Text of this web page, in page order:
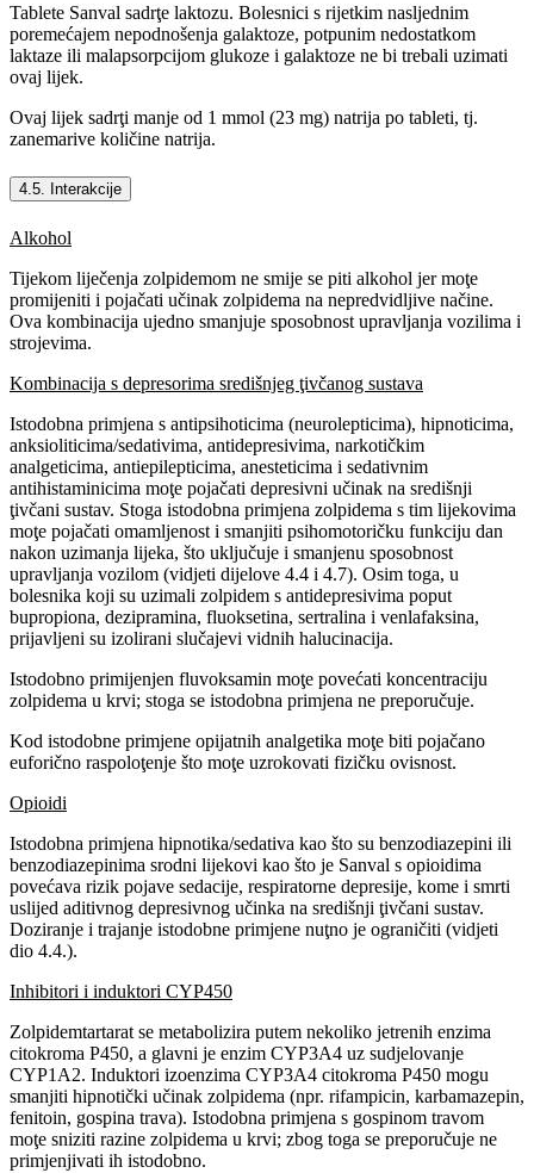
Tablete Sanval sadrţe laktozu. Bolesnici s rijetkim nasljednim
poremećajem nepodnošenja galaktoze, potpunim nedostatkom
laktaze ili malapsorpcijom glukoze i galaktoze ne bi trebali uzimati
ovaj lijek.
Ovaj lijek sadrţi manje od 1 mmol (23 mg) natrija po tableti, tj.
zanemarive količine natrija.
4.5. Interakcije
Alkohol
Tijekom liječenja zolpidemom ne smije se piti alkohol jer moţe
promijeniti i pojačati učinak zolpidema na nepredvidljive načine.
Ova kombinacija ujedno smanjuje sposobnost upravljanja vozilima i
strojevima.
Kombinacija s depresorima središnjeg ţivčanog sustava
Istodobna primjena s antipsihoticima (neurolepticima), hipnoticima,
anksioliticima/sedativima, antidepresivima, narkotičkim
analgeticima, antiepilepticima, anesteticima i sedativnim
antihistaminicima moţe pojačati depresivni učinak na središnji
ţivčani sustav. Stoga istodobna primjena zolpidema s tim lijekovima
moţe pojačati omamljenost i smanjiti psihomotoričku funkciju dan
nakon uzimanja lijeka, što uključuje i smanjenu sposobnost
upravljanja vozilom (vidjeti dijelove 4.4 i 4.7). Osim toga, u
bolesnika koji su uzimali zolpidem s antidepresivima poput
bupropiona, dezipramina, fluoksetina, sertralina i venlafaksina,
prijavljeni su izolirani slučajevi vidnih halucinacija.
Istodobno primijenjen fluvoksamin moţe povećati koncentraciju
zolpidema u krvi; stoga se istodobna primjena ne preporučuje.
Kod istodobne primjene opijatnih analgetika moţe biti pojačano
euforično raspoloţenje što moţe uzrokovati fizičku ovisnost.
Opioidi
Istodobna primjena hipnotika/sedativa kao što su benzodiazepini ili
benzodiazepinima srodni lijekovi kao što je Sanval s opioidima
povećava rizik pojave sedacije, respiratorne depresije, kome i smrti
uslijed aditivnog depresivnog učinka na središnji ţivčani sustav.
Doziranje i trajanje istodobne primjene nuţno je ograničiti (vidjeti
dio 4.4.).
Inhibitori i induktori CYP450
Zolpidemtartarat se metabolizira putem nekoliko jetrenih enzima
citokroma P450, a glavni je enzim CYP3A4 uz sudjelovanje
CYP1A2. Induktori izoenzima CYP3A4 citokroma P450 mogu
smanjiti hipnotički učinak zolpidema (npr. rifampicin, karbamazepin,
fenitoin, gospina trava). Istodobna primjena s gospinom travom
moţe sniziti razine zolpidema u krvi; zbog toga se preporučuje ne
primjenjivati ih istodobno.